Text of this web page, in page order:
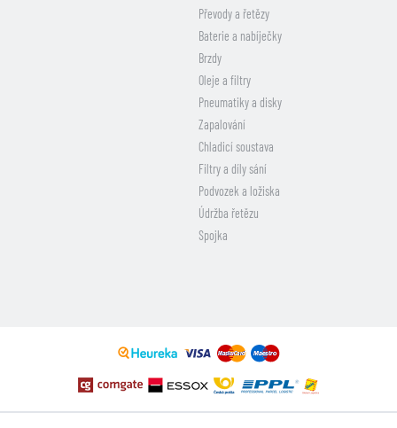
Převody a řetězy
Baterie a nabíječky
Brzdy
Oleje a filtry
Pneumatiky a disky
Zapalování
Chladicí soustava
Filtry a díly sání
Podvozek a ložiska
Údržba řetězu
Spojka